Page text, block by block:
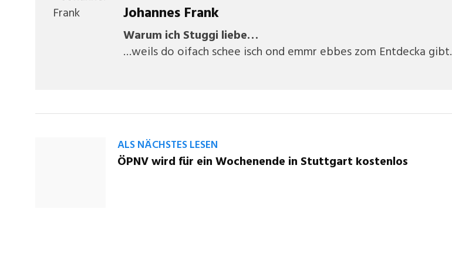
Johannes Frank
Warum ich Stuggi liebe…
…weils do oifach schee isch ond emmr ebbes zom Entdecka gibt.
ALS NÄCHSTES LESEN
ÖPNV wird für ein Wochenende in Stuttgart kostenlos